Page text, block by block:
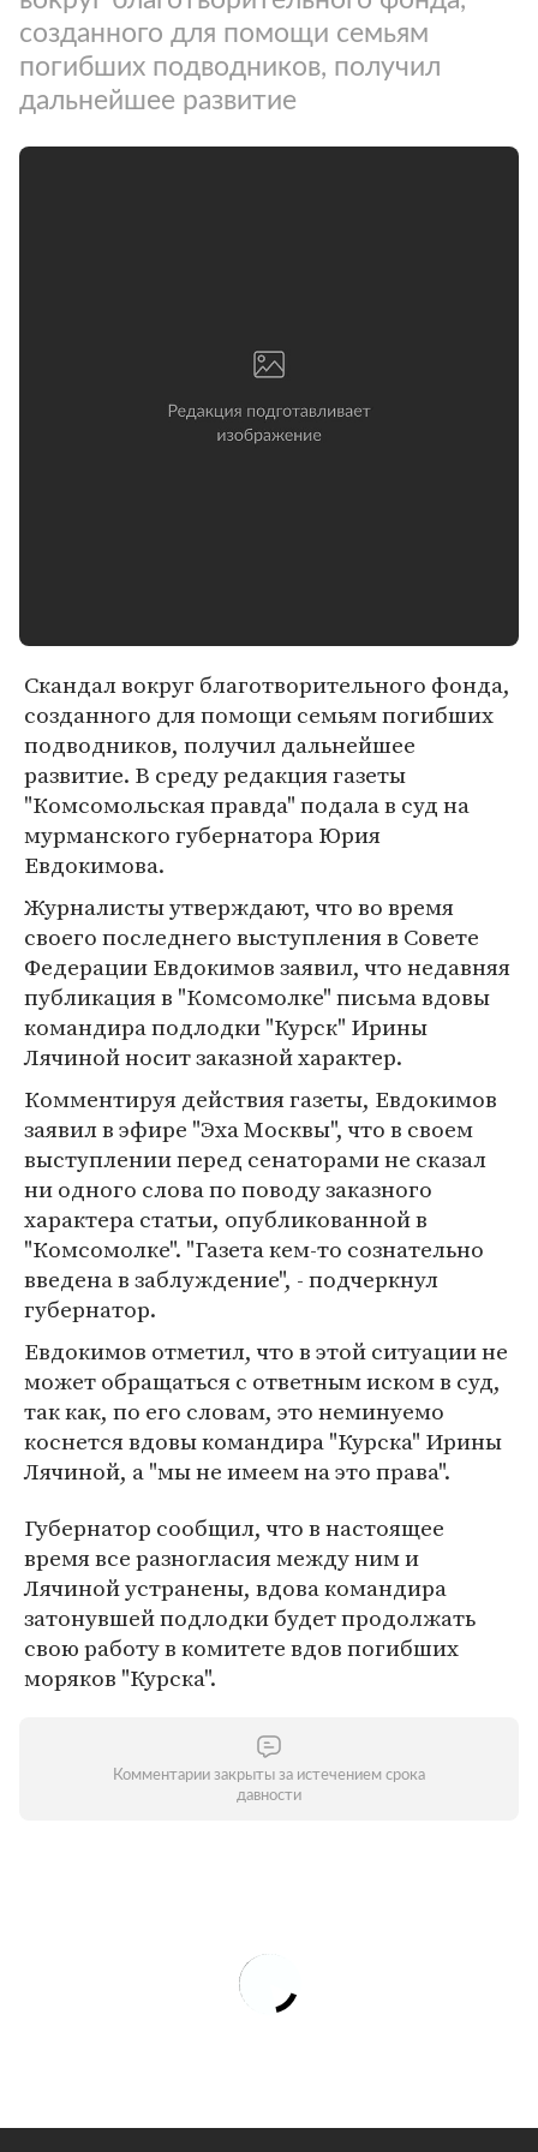
созданного для помощи семьям
погибших подводников, получил
дальнейшее развитие
Скандал вокруг благотворительного фонда,
созданного для помощи семьям погибших
подводников, получил дальнейшее
развитие. В среду редакция газеты
"Комсомольская правда" подала в суд на
мурманского губернатора Юрия
Евдокимова.
Журналисты утверждают, что во время
своего последнего выступления в Совете
Федерации Евдокимов заявил, что недавняя
публикация в "Комсомолке" письма вдовы
командира подлодки "Курск" Ирины
Лячиной носит заказной характер.
Комментируя действия газеты, Евдокимов
заявил в эфире "Эха Москвы", что в своем
выступлении перед сенаторами не сказал
ни одного слова по поводу заказного
характера статьи, опубликованной в
"Комсомолке". "Газета кем-то сознательно
введена в заблуждение", - подчеркнул
губернатор.
Евдокимов отметил, что в этой ситуации не
может обращаться с ответным иском в суд,
так как, по его словам, это неминуемо
коснется вдовы командира "Курска" Ирины
Лячиной, а "мы не имеем на это права".
Губернатор сообщил, что в настоящее
время все разногласия между ним и
Лячиной устранены, вдова командира
затонувшей подлодки будет продолжать
свою работу в комитете вдов погибших
моряков "Курска".
Комментарии закрыты за истечением срока
давности